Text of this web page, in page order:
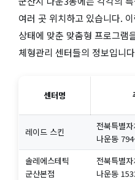
여러 곳 위치하고 있습니다.
상태에 맞춘 맞춤형 프로그램
체형관리 센터들의 정보입니
센터명
레이드 스킨
전북특별
나운동
솔레에스테틱
군산본점
전북특별
나운동